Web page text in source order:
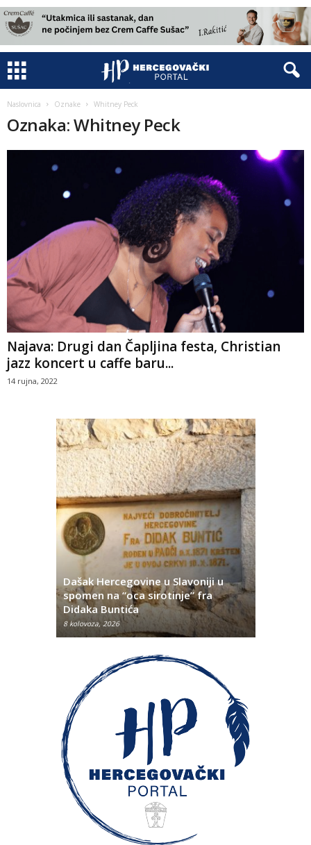
Naslovnica Oznake Whitney Peck
Oznaka: Whitney Peck
Najava: Drugi dan Čapljina festa, Christian
jazz koncert u caffe baru...
14 rujna, 2022
Dašak Hercegovine u Slavoniji u
spomen na “oca sirotinje” fra
Didaka Buntića
8 kolovoza, 2026